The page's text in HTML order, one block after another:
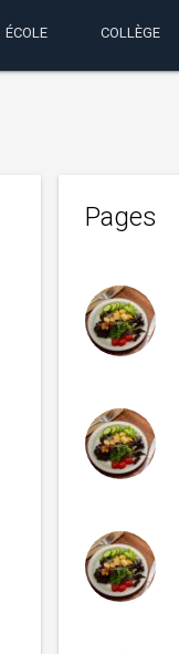
ÉCOLE COLLÈGE
Pages